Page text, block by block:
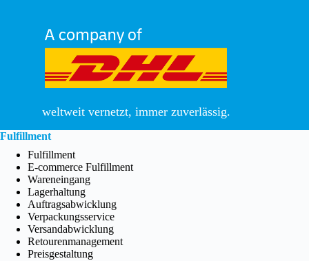
weltweit vernetzt, immer zuverlässig.
Fulfillment
Fulfillment
E-commerce Fulfillment
Wareneingang
Lagerhaltung
Auftragsabwicklung
Verpackungsservice
Versandabwicklung
Retourenmanagement
Preisgestaltung